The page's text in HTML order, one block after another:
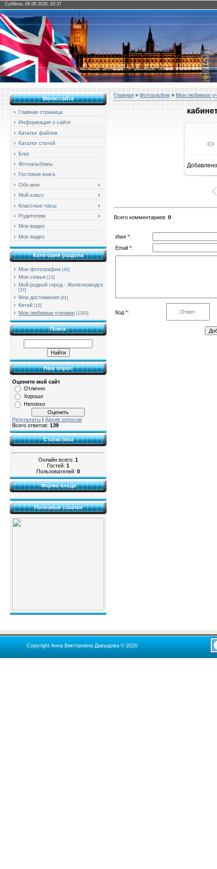
Суббота, 08.08.2026, 02:37
Меню сайта
Главная страница
Информация о сайте
Каталог файлов
Каталог статей
Блог
Фотоальбомы
Гостевая книга
Обо мне
Мой класс
Классные часы
Родителям
Мое видео
Мое видео
Категории раздела
Мои фотографии [40]
Моя семья [12]
Мой родной город - Железноводск
[37]
Мои достижения [91]
Китай [15]
Мои любимые ученики [1393]
Поиск
Наш опрос
Оцените мой сайт
Отлично
Хорошо
Неплохо
Результаты | Архив опросов
Всего ответов: 139
Статистика
Онлайн всего: 1
Гостей: 1
Пользователей: 0
Форма входа
Полезные ссылки
Главная » Фотоальбом » Мои любимые
Добавлено
Всего комментариев: 0
Имя *:
Email *:
Код *:
Copyright Анна Викторовна Давыдова © 2026